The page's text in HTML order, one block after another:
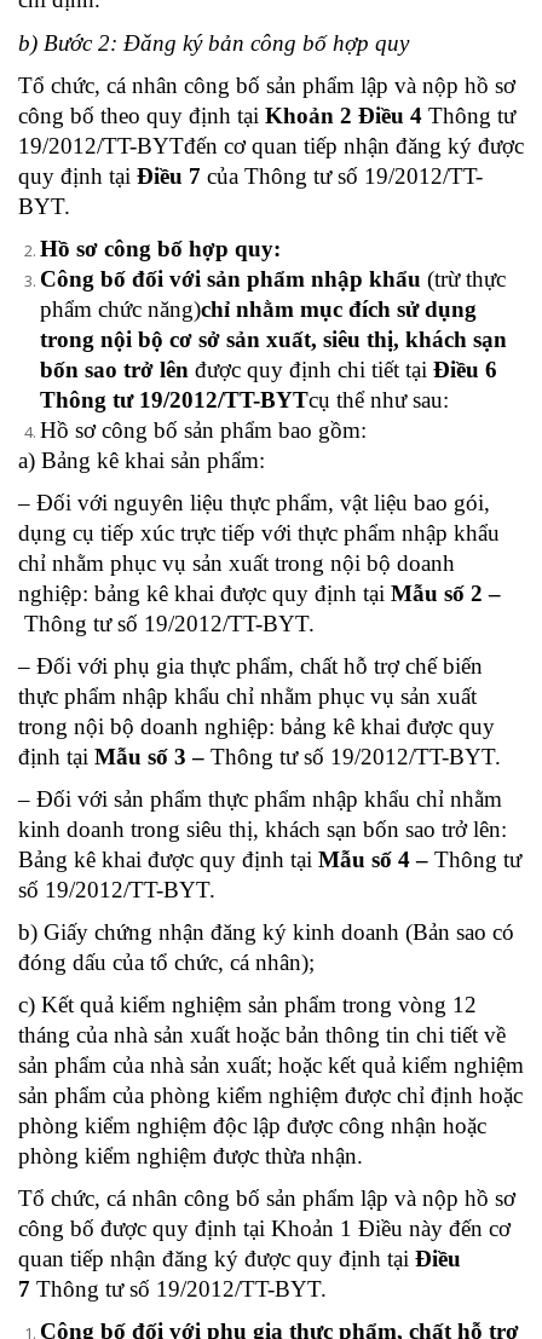
b) Bước 2: Đăng ký bản công bố hợp quy
Tổ chức, cá nhân công bố sản phẩm lập và nộp hồ sơ
công bố theo quy định tại Khoản 2 Điều 4 Thông tư
19/2012/TT-BYTđến cơ quan tiếp nhận đăng ký được
quy định tại Điều 7 của Thông tư số 19/2012/TT-
BYT.
Hồ sơ công bố hợp quy:
Công bố đối với sản phẩm nhập khẩu (trừ thực
phẩm chức năng)chỉ nhằm mục đích sử dụng
trong nội bộ cơ sở sản xuất, siêu thị, khách sạn
bốn sao trở lên được quy định chi tiết tại Điều 6
Thông tư 19/2012/TT-BYTcụ thể như sau:
Hồ sơ công bố sản phẩm bao gồm:
a) Bảng kê khai sản phẩm:
– Đối với nguyên liệu thực phẩm, vật liệu bao gói,
dụng cụ tiếp xúc trực tiếp với thực phẩm nhập khẩu
chỉ nhằm phục vụ sản xuất trong nội bộ doanh
nghiệp: bảng kê khai được quy định tại Mẫu số 2 –
Thông tư số 19/2012/TT-BYT.
– Đối với phụ gia thực phẩm, chất hỗ trợ chế biến
thực phẩm nhập khẩu chỉ nhằm phục vụ sản xuất
trong nội bộ doanh nghiệp: bảng kê khai được quy
định tại Mẫu số 3 – Thông tư số 19/2012/TT-BYT.
– Đối với sản phẩm thực phẩm nhập khẩu chỉ nhằm
kinh doanh trong siêu thị, khách sạn bốn sao trở lên:
Bảng kê khai được quy định tại Mẫu số 4 – Thông tư
số 19/2012/TT-BYT.
b) Giấy chứng nhận đăng ký kinh doanh (Bản sao có
đóng dấu của tổ chức, cá nhân);
c) Kết quả kiểm nghiệm sản phẩm trong vòng 12
tháng của nhà sản xuất hoặc bản thông tin chi tiết về
sản phẩm của nhà sản xuất; hoặc kết quả kiểm nghiệm
sản phẩm của phòng kiểm nghiệm được chỉ định hoặc
phòng kiểm nghiệm độc lập được công nhận hoặc
phòng kiểm nghiệm được thừa nhận.
Tổ chức, cá nhân công bố sản phẩm lập và nộp hồ sơ
công bố được quy định tại Khoản 1 Điều này đến cơ
quan tiếp nhận đăng ký được quy định tại Điều
7 Thông tư số 19/2012/TT-BYT.
Công bố đối với phụ gia thực phẩm, chất hỗ trợ